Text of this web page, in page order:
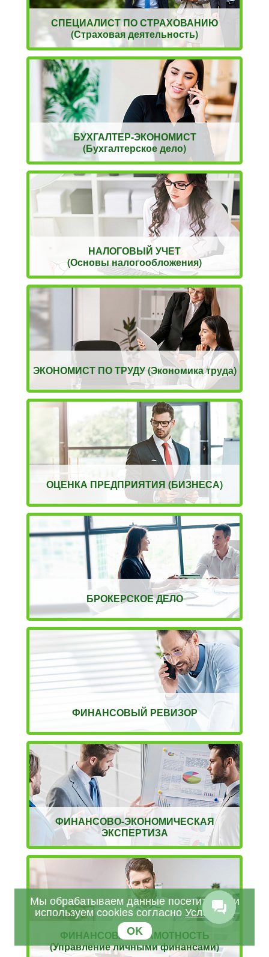
СПЕЦИАЛИСТ ПО СТРАХОВАНИЮ
(Страховая деятельность)
БУХГАЛТЕР-ЭКОНОМИСТ
(Бухгалтерское дело)
НАЛОГОВЫЙ УЧЕТ
(Основы налогообложения)
ЭКОНОМИСТ ПО ТРУДУ (Экономика труда)
ОЦЕНКА ПРЕДПРИЯТИЯ (БИЗНЕСА)
БРОКЕРСКОЕ ДЕЛО
ФИНАНСОВЫЙ РЕВИЗОР
ФИНАНСОВО-ЭКОНОМИЧЕСКАЯ
ЭКСПЕРТИЗА
ФИНАНСОВАЯ ГРАМОТНОСТЬ
(Управление личными финансами)
Мы обрабатываем данные посетителей и
используем cookies согласноУсловиям
OK